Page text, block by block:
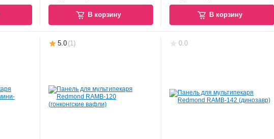
В корзину В корзину
5.0 (1) 0.0